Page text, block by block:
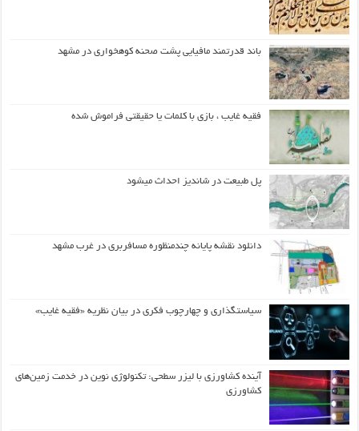
باند قدرتمند مافیایی پشت صحنه کوهخواری در مشهد
فقیه غایب ، بازی با کلمات یا حقیقتی فراموش شده
پل طبیعت در شاندیز احداث میشود
دانلود نقشه پایانه چندمنظوره مسافربری در غرب مشهد
سیاستگذاری و چهارچوب فکری در بیان نظریه «فقیه غایب»
آینده کشاورزی با لیزر سطحی: تکنولوژی نوین در خدمت زمین‌های
کشاورزی